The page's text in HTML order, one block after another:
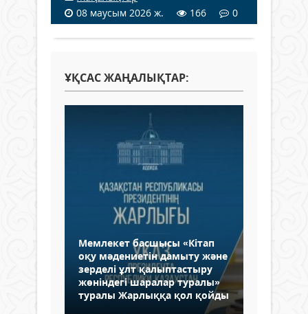
08 маусым 2026 ж.
166 0
ҰҚСАС ЖАҢАЛЫҚТАР:
Мемлекет басшысы «Кітап
оқу мәдениетін дамыту және
зерделі ұлт қалыптастыру
жөніндегі шаралар туралы»
туралы Жарлыққа қол қойды